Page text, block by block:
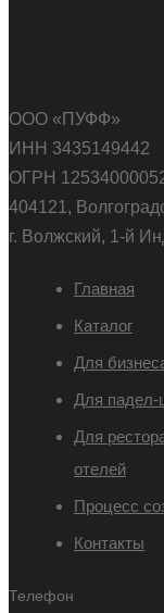
ООО «ПУФФ»
ИНН 3435149442
ОГРН
404121,
г. Волжский, 1-й
Главная
Каталог
Для
Для падел-
Для
отелей
Процесс
Контакты
Телефон